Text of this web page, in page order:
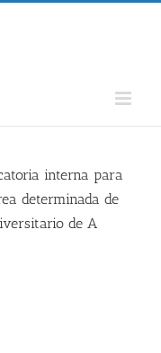
interna para
determinada de
de A